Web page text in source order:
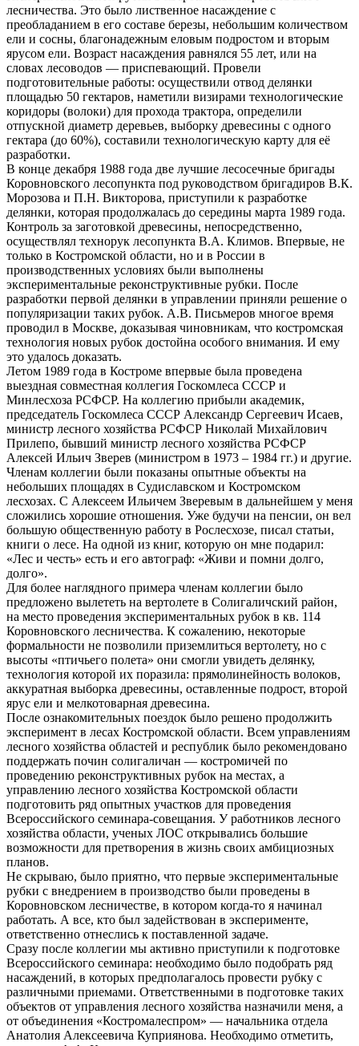
лесничества. Это было лиственное насаждение с
преобладанием в его составе березы, небольшим количеством
ели и сосны, благонадежным еловым подростом и вторым
ярусом ели. Возраст насаждения равнялся 55 лет, или на
словах лесоводов — приспевающий. Провели
подготовительные работы: осуществили отвод делянки
площадью 50 гектаров, наметили визирами технологические
коридоры (волоки) для прохода трактора, определили
отпускной диаметр деревьев, выборку древесины с одного
гектара (до 60%), составили технологическую карту для её
разработки.
В конце декабря 1988 года две лучшие лесосечные бригады
Коровновского лесопункта под руководством бригадиров В.К.
Морозова и П.Н. Викторова, приступили к разработке
делянки, которая продолжалась до середины марта 1989 года.
Контроль за заготовкой древесины, непосредственно,
осуществлял технорук лесопункта В.А. Климов. Впервые, не
только в Костромской области, но и в России в
производственных условиях были выполнены
экспериментальные реконструктивные рубки. После
разработки первой делянки в управлении приняли решение о
популяризации таких рубок. А.В. Письмеров многое время
проводил в Москве, доказывая чиновникам, что костромская
технология новых рубок достойна особого внимания. И ему
это удалось доказать.
Летом 1989 года в Костроме впервые была проведена
выездная совместная коллегия Госкомлеса СССР и
Минлесхоза РСФСР. На коллегию прибыли академик,
председатель Госкомлеса СССР Александр Сергеевич Исаев,
министр лесного хозяйства РСФСР Николай Михайлович
Прилепо, бывший министр лесного хозяйства РСФСР
Алексей Ильич Зверев (министром в 1973 – 1984 гг.) и другие.
Членам коллегии были показаны опытные объекты на
небольших площадях в Судиславском и Костромском
лесхозах. С Алексеем Ильичем Зверевым в дальнейшем у меня
сложились хорошие отношения. Уже будучи на пенсии, он вел
большую общественную работу в Рослесхозе, писал статьи,
книги о лесе. На одной из книг, которую он мне подарил:
«Лес и честь» есть и его автограф: «Живи и помни долго,
долго».
Для более наглядного примера членам коллегии было
предложено вылететь на вертолете в Солигаличский район,
на место проведения экспериментальных рубок в кв. 114
Коровновского лесничества. К сожалению, некоторые
формальности не позволили приземлиться вертолету, но с
высоты «птичьего полета» они смогли увидеть делянку,
технология которой их поразила: прямолинейность волоков,
аккуратная выборка древесины, оставленные подрост, второй
ярус ели и мелкотоварная древесина.
После ознакомительных поездок было решено продолжить
эксперимент в лесах Костромской области. Всем управлениям
лесного хозяйства областей и республик было рекомендовано
поддержать почин солигаличан — костромичей по
проведению реконструктивных рубок на местах, а
управлению лесного хозяйства Костромской области
подготовить ряд опытных участков для проведения
Всероссийского семинара-совещания. У работников лесного
хозяйства области, ученых ЛОС открывались большие
возможности для претворения в жизнь своих амбициозных
планов.
Не скрываю, было приятно, что первые экспериментальные
рубки с внедрением в производство были проведены в
Коровновском лесничестве, в котором когда-то я начинал
работать. А все, кто был задействован в эксперименте,
ответственно отнеслись к поставленной задаче.
Сразу после коллегии мы активно приступили к подготовке
Всероссийского семинара: необходимо было подобрать ряд
насаждений, в которых предполагалось провести рубку с
различными приемами. Ответственными в подготовке таких
объектов от управления лесного хозяйства назначили меня, а
от объединения «Костромалеспром» — начальника отдела
Анатолия Алексеевича Куприянова. Необходимо отметить,